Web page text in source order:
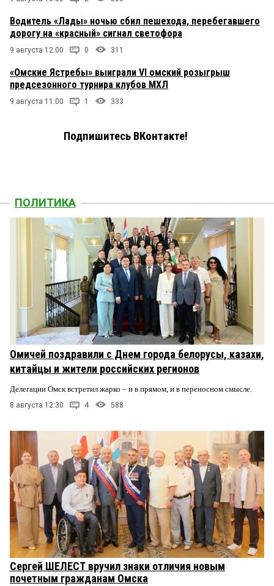
Водитель «Лады» ночью сбил пешехода, перебегавшего
дорогу на «красный» сигнал светофора
9 августа 12:00 0 311
«Омские Ястребы» выиграли VI омский розыгрыш
предсезонного турнира клубов МХЛ
9 августа 11:00 1 333
Подпишитесь ВКонтакте!
ПОЛИТИКА
Омичей поздравили с Днем города белорусы, казахи,
китайцы и жители российских регионов
Делегации Омск встретил жарко – и в прямом, и в переносном смысле.
8 августа 12:30 4 588
Сергей ШЕЛЕСТ вручил знаки отличия новым
почетным гражданам Омска